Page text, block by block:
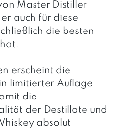
Master Distiller
auch für diese
die besten
erscheint die
limitierter Auflage
die
der Destillate und
absolut